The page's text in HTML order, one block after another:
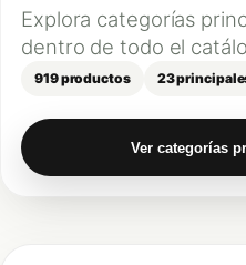
Explora categorías
dentro de todo el
919 productos 23
Ver categorías